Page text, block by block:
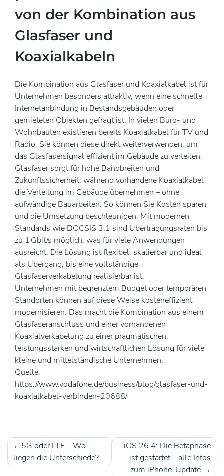
von der Kombination aus
Glasfaser und
Koaxialkabeln
Die Kombination aus Glasfaser und Koaxialkabel ist für
Unternehmen besonders attraktiv, wenn eine schnelle
Internetanbindung in Bestandsgebäuden oder
gemieteten Objekten gefragt ist. In vielen Büro- und
Wohnbauten existieren bereits Koaxialkabel für TV und
Radio. Sie können diese direkt weiterverwenden, um
das Glasfasersignal effizient im Gebäude zu verteilen.
Glasfaser sorgt für hohe Bandbreiten und
Zukunftssicherheit, während vorhandene Koaxialkabel
die Verteilung im Gebäude übernehmen – ohne
aufwändige Bauarbeiten. So können Sie Kosten sparen
und die Umsetzung beschleunigen. Mit modernen
Standards wie DOCSIS 3.1 sind Übertragungsraten bis
zu 1 Gbit/s möglich, was für viele Anwendungen
ausreicht. Die Lösung ist flexibel, skalierbar und ideal
als Übergang, bis eine vollständige
Glasfaserverkabelung realisierbar ist.
Unternehmen mit begrenztem Budget oder temporären
Standorten können auf diese Weise kosteneffizient
modernisieren. Das macht die Kombination aus einem
Glasfaseranschluss und einer vorhandenen
Koaxialverkabelung zu einer pragmatischen,
leistungsstarken und wirtschaftlichen Lösung für viele
kleine und mittelständische Unternehmen.
Quelle:
https://www.vodafone.de/business/blog/glasfaser-und-
koaxialkabel-verbinden-20688/
Beitragsnavigation
5G oder LTE – Wo
liegen die Unterschiede?
iOS 26.4: Die Betaphase
ist gestartet – alle Infos
zum iPhone-Update